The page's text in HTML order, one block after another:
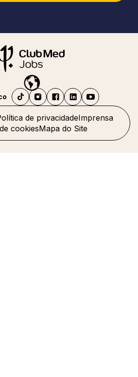
de privacidadeImprensa
cookiesMapa do Site